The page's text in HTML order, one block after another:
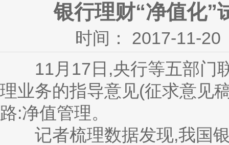
关于进一步加强代理贵金属业务风险防范的提示
关于加强代理贵金属业务风险防范的提示
关于平安银行电子版信用卡更名为平安银行数字信用卡的公告
银行理财“净值化”
时间： 2017-11-
11月17日,央行等五部门
理业务的指导意见(征求意见
路:净值管理。
记者梳理数据发现,我国银